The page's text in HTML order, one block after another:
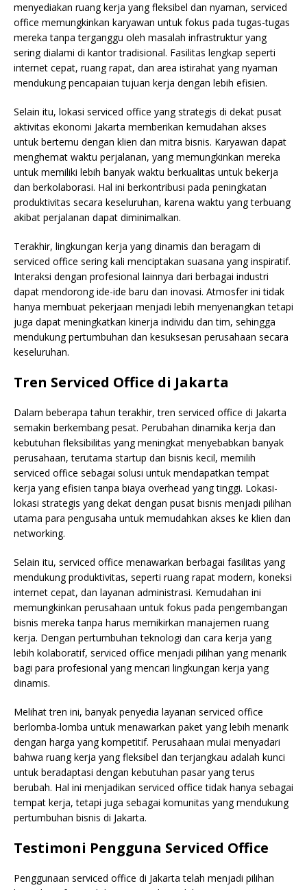
menyediakan ruang kerja yang fleksibel dan nyaman, serviced
office memungkinkan karyawan untuk fokus pada tugas-tugas
mereka tanpa terganggu oleh masalah infrastruktur yang
sering dialami di kantor tradisional. Fasilitas lengkap seperti
internet cepat, ruang rapat, dan area istirahat yang nyaman
mendukung pencapaian tujuan kerja dengan lebih efisien.
Selain itu, lokasi serviced office yang strategis di dekat pusat
aktivitas ekonomi Jakarta memberikan kemudahan akses
untuk bertemu dengan klien dan mitra bisnis. Karyawan dapat
menghemat waktu perjalanan, yang memungkinkan mereka
untuk memiliki lebih banyak waktu berkualitas untuk bekerja
dan berkolaborasi. Hal ini berkontribusi pada peningkatan
produktivitas secara keseluruhan, karena waktu yang terbuang
akibat perjalanan dapat diminimalkan.
Terakhir, lingkungan kerja yang dinamis dan beragam di
serviced office sering kali menciptakan suasana yang inspiratif.
Interaksi dengan profesional lainnya dari berbagai industri
dapat mendorong ide-ide baru dan inovasi. Atmosfer ini tidak
hanya membuat pekerjaan menjadi lebih menyenangkan tetapi
juga dapat meningkatkan kinerja individu dan tim, sehingga
mendukung pertumbuhan dan kesuksesan perusahaan secara
keseluruhan.
Tren Serviced Office di Jakarta
Dalam beberapa tahun terakhir, tren serviced office di Jakarta
semakin berkembang pesat. Perubahan dinamika kerja dan
kebutuhan fleksibilitas yang meningkat menyebabkan banyak
perusahaan, terutama startup dan bisnis kecil, memilih
serviced office sebagai solusi untuk mendapatkan tempat
kerja yang efisien tanpa biaya overhead yang tinggi. Lokasi-
lokasi strategis yang dekat dengan pusat bisnis menjadi pilihan
utama para pengusaha untuk memudahkan akses ke klien dan
networking.
Selain itu, serviced office menawarkan berbagai fasilitas yang
mendukung produktivitas, seperti ruang rapat modern, koneksi
internet cepat, dan layanan administrasi. Kemudahan ini
memungkinkan perusahaan untuk fokus pada pengembangan
bisnis mereka tanpa harus memikirkan manajemen ruang
kerja. Dengan pertumbuhan teknologi dan cara kerja yang
lebih kolaboratif, serviced office menjadi pilihan yang menarik
bagi para profesional yang mencari lingkungan kerja yang
dinamis.
Melihat tren ini, banyak penyedia layanan serviced office
berlomba-lomba untuk menawarkan paket yang lebih menarik
dengan harga yang kompetitif. Perusahaan mulai menyadari
bahwa ruang kerja yang fleksibel dan terjangkau adalah kunci
untuk beradaptasi dengan kebutuhan pasar yang terus
berubah. Hal ini menjadikan serviced office tidak hanya sebagai
tempat kerja, tetapi juga sebagai komunitas yang mendukung
pertumbuhan bisnis di Jakarta.
Testimoni Pengguna Serviced Office
Penggunaan serviced office di Jakarta telah menjadi pilihan